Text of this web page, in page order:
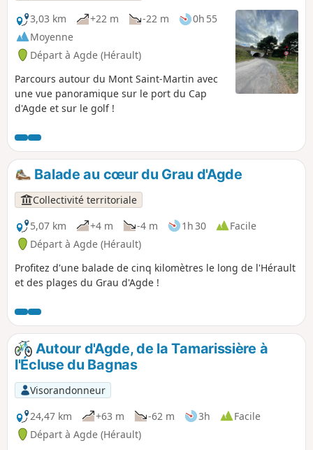
3,03 km
+22 m -22 m
0h 55
Moyenne
Départ à Agde (Hérault)
Parcours autour du Mont Saint-Martin avec
une vue panoramique sur le port du Cap
d'Agde et sur le golf !
Balade au cœur du Grau d'Agde
Collectivité territoriale
5,07 km
+4 m -4 m 1h 30
Facile
Départ à Agde (Hérault)
Profitez d'une balade de cinq kilomètres le long de l'Hérault
et des plages du Grau d'Agde !
Autour d'Agde, de la Tamarissière à
l'Écluse du Bagnas
Visorandonneur
24,47 km
+63 m -62 m 3h
Facile
Départ à Agde (Hérault)